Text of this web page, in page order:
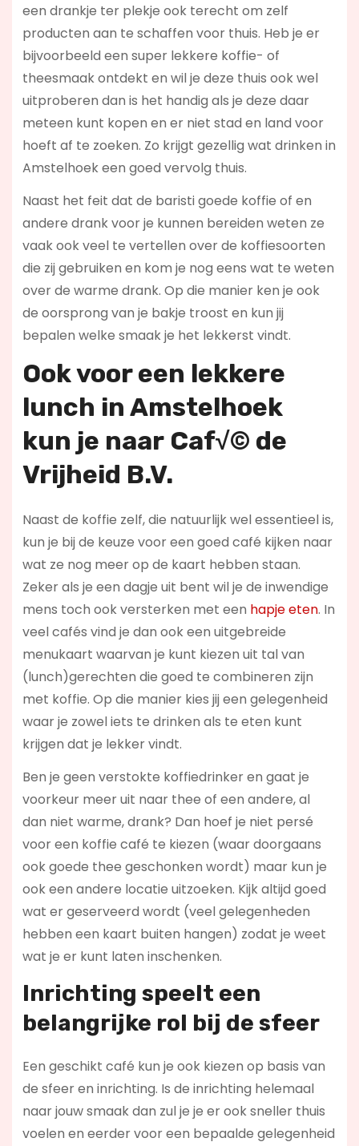
een drankje ter plekje ook terecht om zelf
producten aan te schaffen voor thuis. Heb je er
bijvoorbeeld een super lekkere koffie- of
theesmaak ontdekt en wil je deze thuis ook wel
uitproberen dan is het handig als je deze daar
meteen kunt kopen en er niet stad en land voor
hoeft af te zoeken. Zo krijgt gezellig wat drinken in
Amstelhoek een goed vervolg thuis.
Naast het feit dat de baristi goede koffie of en
andere drank voor je kunnen bereiden weten ze
vaak ook veel te vertellen over de koffiesoorten
die zij gebruiken en kom je nog eens wat te weten
over de warme drank. Op die manier ken je ook
de oorsprong van je bakje troost en kun jij
bepalen welke smaak je het lekkerst vindt.
Ook voor een lekkere
lunch in Amstelhoek
kun je naar Caf√© de
Vrijheid B.V.
Naast de koffie zelf, die natuurlijk wel essentieel is,
kun je bij de keuze voor een goed café kijken naar
wat ze nog meer op de kaart hebben staan.
Zeker als je een dagje uit bent wil je de inwendige
mens toch ook versterken met een hapje eten. In
veel cafés vind je dan ook een uitgebreide
menukaart waarvan je kunt kiezen uit tal van
(lunch)gerechten die goed te combineren zijn
met koffie. Op die manier kies jij een gelegenheid
waar je zowel iets te drinken als te eten kunt
krijgen dat je lekker vindt.
Ben je geen verstokte koffiedrinker en gaat je
voorkeur meer uit naar thee of een andere, al
dan niet warme, drank? Dan hoef je niet persé
voor een koffie café te kiezen (waar doorgaans
ook goede thee geschonken wordt) maar kun je
ook een andere locatie uitzoeken. Kijk altijd goed
wat er geserveerd wordt (veel gelegenheden
hebben een kaart buiten hangen) zodat je weet
wat je er kunt laten inschenken.
Inrichting speelt een
belangrijke rol bij de sfeer
Een geschikt café kun je ook kiezen op basis van
de sfeer en inrichting. Is de inrichting helemaal
naar jouw smaak dan zul je je er ook sneller thuis
voelen en eerder voor een bepaalde gelegenheid